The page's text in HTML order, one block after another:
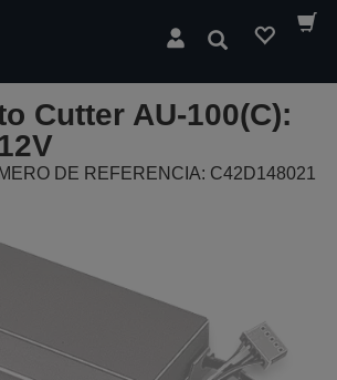
Buscar
Cutter AU-100(C):
DE REFERENCIA: C42D148021